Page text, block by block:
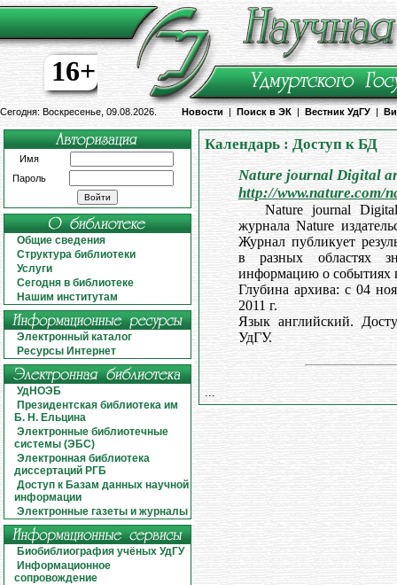
16+
Сегодня: Воскресенье, 09.08.2026. Новости | Поиск в ЭК | Вестник УдГУ |
Имя
Пароль
Общие сведения
Структура библиотеки
Услуги
Сегодня в библиотеке
Нашим институтам
Электронный каталог
Ресурсы Интернет
УдНОЭБ
Президентская библиотека им
Б. Н. Ельцина
Электронные библиотечные
системы (ЭБС)
Электронная библиотека
диссертаций РГБ
Доступ к Базам данных научной
информации
Электронные газеты и журналы
Биобиблиография учёных УдГУ
Информационное
сопровождение
Календарь : Доступ к БД
Nature journal Digital
http://www.nature.com/
Nature journal
журнала Nature
Журнал публикует
в разных областях
информацию о событиях
Глубина архива: с 04
2011 г.
Язык английский.
УдГУ.